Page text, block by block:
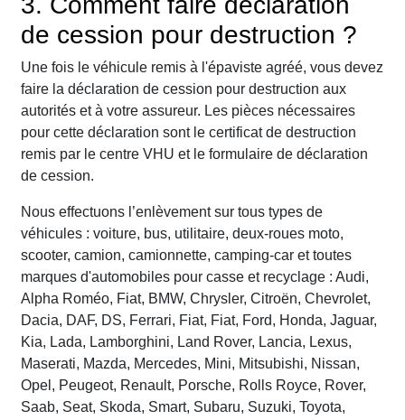
de cession pour destruction ?
Une fois le véhicule remis à l'épaviste agréé, vous devez
faire la déclaration de cession pour destruction aux
autorités et à votre assureur. Les pièces nécessaires
pour cette déclaration sont le certificat de destruction
remis par le centre VHU et le formulaire de déclaration
de cession.
Nous effectuons l’enlèvement sur tous types de
véhicules : voiture, bus, utilitaire, deux-roues moto,
scooter, camion, camionnette, camping-car et toutes
marques d'automobiles pour casse et recyclage : Audi,
Alpha Roméo, Fiat, BMW, Chrysler, Citroën, Chevrolet,
Dacia, DAF, DS, Ferrari, Fiat, Fiat, Ford, Honda, Jaguar,
Kia, Lada, Lamborghini, Land Rover, Lancia, Lexus,
Maserati, Mazda, Mercedes, Mini, Mitsubishi, Nissan,
Opel, Peugeot, Renault, Porsche, Rolls Royce, Rover,
Saab, Seat, Skoda, Smart, Subaru, Suzuki, Toyota,